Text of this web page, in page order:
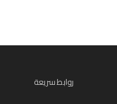
روابط سريعة